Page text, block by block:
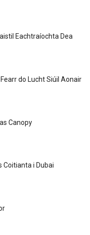
Eachtraíochta Dea
do Lucht Siúil Aonair
Canopy
Coitianta i Dubai